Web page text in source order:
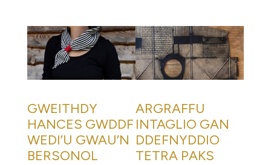
GWEITHDY
HANCES GWDDF
WEDI’U GWAU’N
BERSONOL
ARGRAFFU
INTAGLIO GAN
DDEFNYDDIO
TETRA PAKS